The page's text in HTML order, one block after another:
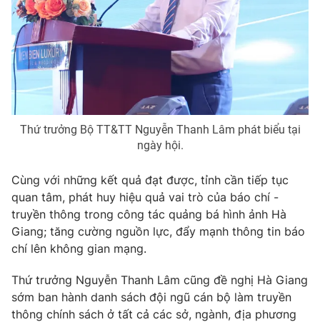
Thứ trưởng Bộ TT&TT Nguyễn Thanh Lâm phát biểu tại
ngày hội.
Cùng với những kết quả đạt được, tỉnh cần tiếp tục
quan tâm, phát huy hiệu quả vai trò của báo chí -
truyền thông trong công tác quảng bá hình ảnh Hà
Giang; tăng cường nguồn lực, đẩy mạnh thông tin báo
chí lên không gian mạng.
Thứ trưởng Nguyễn Thanh Lâm cũng đề nghị Hà Giang
sớm ban hành danh sách đội ngũ cán bộ làm truyền
thông chính sách ở tất cả các sở, ngành, địa phương